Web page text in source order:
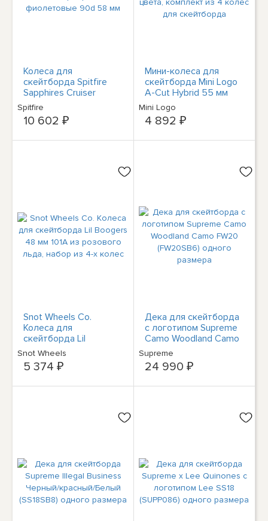
Колеса для
скейтборда Spitfire
Sapphires Cruiser
Wheels прозрачные/
фиолетовые 90d 58
мм
Spitfire
10 602 ₽
Мини-колеса для
скейтборда Mini Logo
A-Cut Hybrid 55 мм
90A черного цвета,
комплект из 4 колес
для скейтборда
Mini Logo
4 892 ₽
Snot Wheels Co.
Колеса для
скейтборда Lil
Boogers 48 мм 101A из
розового льда, набор
из 4-х колес
Snot Wheels
5 374 ₽
Дека для скейтборда
с логотипом Supreme
Camo Woodland Camo
FW20 (FW20SB6)
одного размера
Supreme
24 990 ₽